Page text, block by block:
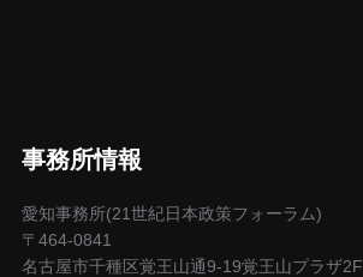
事務所情報
愛知事務所(21世紀日本政策フォーラム)
〒464-0841
名古屋市千種区覚王山通9-19覚王山プラザ2F